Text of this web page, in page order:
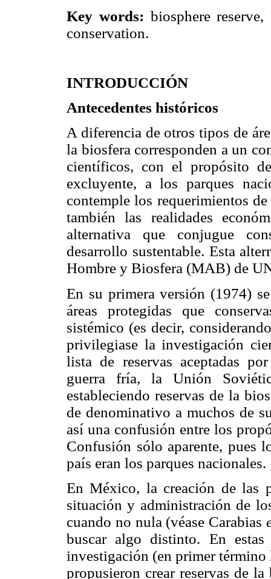
Key words: biosphere
conservation.
INTRODUCCIÓN
Antecedentes históricos
A diferencia de otros tipos de
la biosfera corresponden a un
científicos, con el propósito
excluyente, a los parques
contemple los requerimientos
también las realidades
alternativa que conjugue
desarrollo sustentable. Esta
Hombre y Biosfera (MAB) de
En su primera versión (1974)
áreas protegidas que
sistémico (es decir,
privilegiase la investigación
lista de reservas aceptadas
guerra fría, la Unión
estableciendo reservas de la
de denominativo a muchos de
así una confusión entre los
Confusión sólo aparente, pues
país eran los parques nacionales.
En México, la creación de las
situación y administración de
cuando no nula (véase Carabias
buscar algo distinto. En
investigación (en primer
propusieron crear reservas de